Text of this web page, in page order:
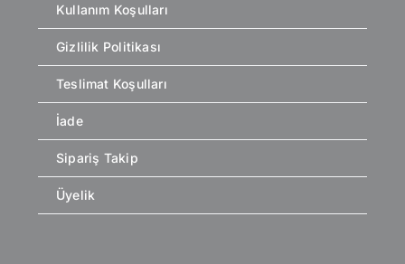
Kullanım Koşulları
Gizlilik Politikası
Teslimat Koşulları
İade
Sipariş Takip
Üyelik